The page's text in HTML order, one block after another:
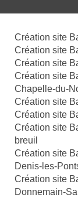
Création site
Création site
Création site
Création site
Chapelle-du-
Création site
Création site
Création site
breuil
Création site
Denis-les-
Création site
Donnemain-